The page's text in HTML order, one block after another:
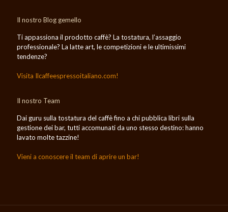
Il nostro Blog gemello
Ti appassiona il prodotto caffè? La tostatura, l’assaggio
professionale? La latte art, le competizioni e le ultimissimi
tendenze?
Visita Ilcaffeespressoitaliano.com!
Il nostro Team
Dai guru sulla tostatura del caffè fino a chi pubblica libri sulla
gestione dei bar, tutti accomunati da uno stesso destino: hanno
lavato molte tazzine!
Vieni a conoscere il team di aprire un bar!